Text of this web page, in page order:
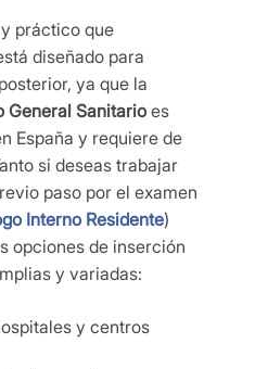
práctico que
diseñado para
ya que la
General Sanitario es
España y requiere de
si deseas trabajar
paso por el examen
Interno Residente)
opciones de inserción
y variadas:
y centros